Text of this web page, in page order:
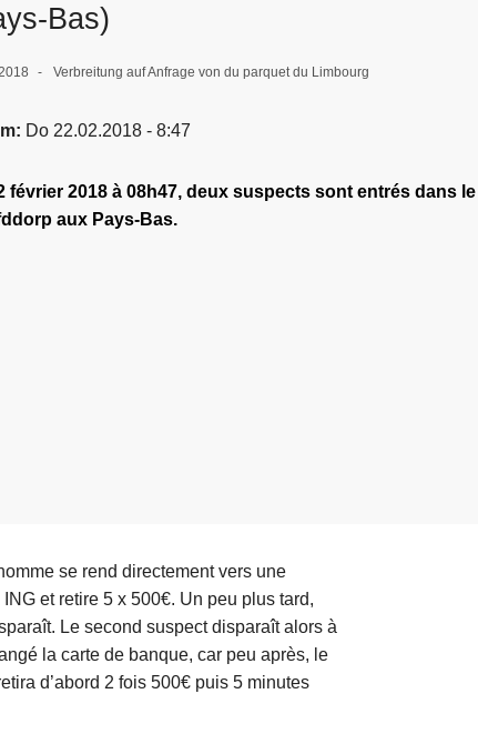
Bas)
Verbreitung auf Anfrage von du parquet du Limbourg
Do 22.02.2018 - 8:47
février 2018 à 08h47, deux suspects sont entrés dans
aux Pays-Bas.
se rend directement vers une
et retire 5 x 500€. Un peu plus tard,
Le second suspect disparaît alors à
la carte de banque, car peu après, le
d’abord 2 fois 500€ puis 5 minutes